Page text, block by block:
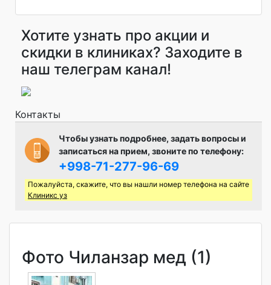
Хотите узнать про акции и
скидки в клиниках? Заходите в
наш телеграм канал!
Контакты
Чтобы узнать подробнее, задать вопросы и
записаться на прием, звоните по телефону:
+998-71-277-96-69
Пожалуйста, скажите, что вы нашли номер телефона на сайте
Клиникс уз
Фото Чиланзар мед (1)